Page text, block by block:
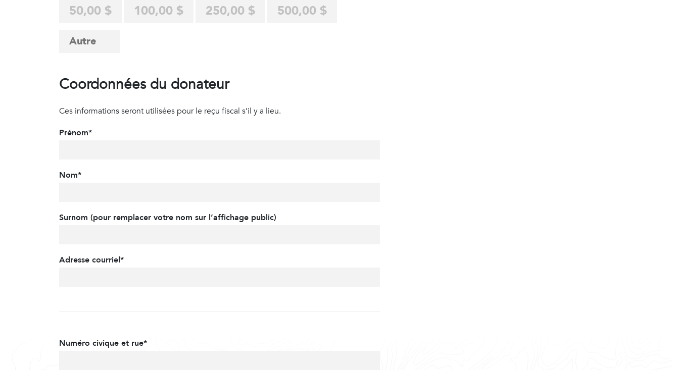
50,00 $ 100,00 $ 250,00 $ 500,00 $
Coordonnées du donateur
Ces informations seront utilisées pour le reçu fiscal s’il y a lieu.
Prénom*
Nom*
Surnom (pour remplacer votre nom sur l’affichage public)
Adresse courriel*
Numéro civique et rue*